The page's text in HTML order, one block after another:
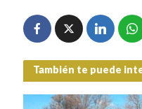
También te puede